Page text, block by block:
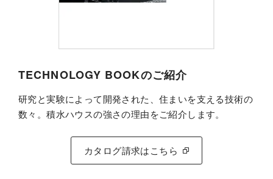
TECHNOLOGY BOOKのご紹介
研究と実験によって開発された、住まいを支える技術の
数々。積水ハウスの強さの理由をご紹介します。
カタログ請求はこちら